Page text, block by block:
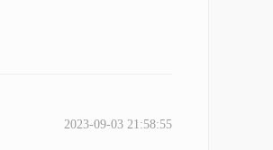
2023-09-03 21:58:55